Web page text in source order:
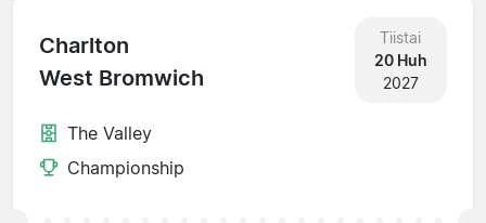
Charlton
West Bromwich
Tiistai
20 Huh
2027
The Valley
Championship